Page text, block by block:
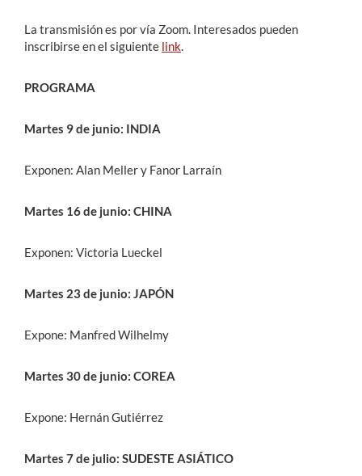
La transmisión es por vía Zoom. Interesados pueden
inscribirse en el siguiente link.
PROGRAMA
Martes 9 de junio: INDIA
Exponen: Alan Meller y Fanor Larraín
Martes 16 de junio: CHINA
Exponen: Victoria Lueckel
Martes 23 de junio: JAPÓN
Expone: Manfred Wilhelmy
Martes 30 de junio: COREA
Expone: Hernán Gutiérrez
Martes 7 de julio: SUDESTE ASIÁTICO